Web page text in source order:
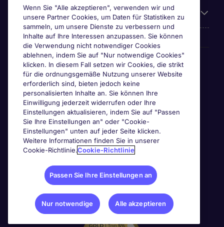
Über Michael Page
Awards & Zertifizierungen
Wenn Sie "Alle akzeptieren", verwenden wir und
unsere Partner Cookies, um Daten für Statistiken zu
sammeln, um unsere Dienste zu verbessern und
Inhalte auf Ihre Interessen anzupassen. Sie können
die Verwendung nicht notwendiger Cookies
ablehnen, indem Sie auf "Nur notwendige Cookies"
klicken. In diesem Fall setzen wir Cookies, die strikt
für die ordnungsgemäße Nutzung unserer Website
erforderlich sind, bieten jedoch keine
personalisierten Inhalte an. Sie können Ihre
Einwilligung jederzeit widerrufen oder Ihre
Einstellungen aktualisieren, indem Sie auf "Passen
Sie Ihre Einstellungen an" oder "Cookie-
Einstellungen" unten auf jeder Seite klicken.
Weitere Informationen finden Sie in unserer
Cookie-Richtlinie.Cookie-Richtlinie
Passen Sie Ihre Einstellungen an
Nur notwendige Alle akzeptieren